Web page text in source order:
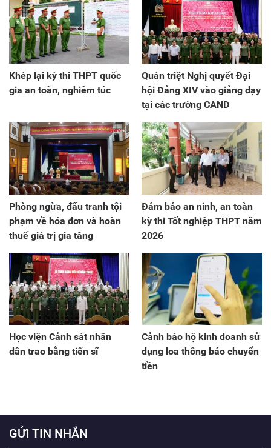
Khép lại kỳ thi THPT quốc
gia an toàn, nghiêm túc
Quán triệt Nghị quyết Đại
hội Đảng XIV vào giảng dạy
tại các trường CAND
Phòng ngừa, đấu tranh tội
phạm về hóa đơn và hoàn
thuế giá trị gia tăng
Đảm bảo an ninh, an toàn
kỳ thi Tốt nghiệp THPT năm
2026
Học viện Cảnh sát nhân
dân trao bằng tiến sĩ
Cảnh báo hộ kinh doanh sử
dụng loa thông báo chuyển
tiền
GỬI TIN NHẮN